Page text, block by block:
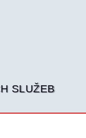
SLUŽEB